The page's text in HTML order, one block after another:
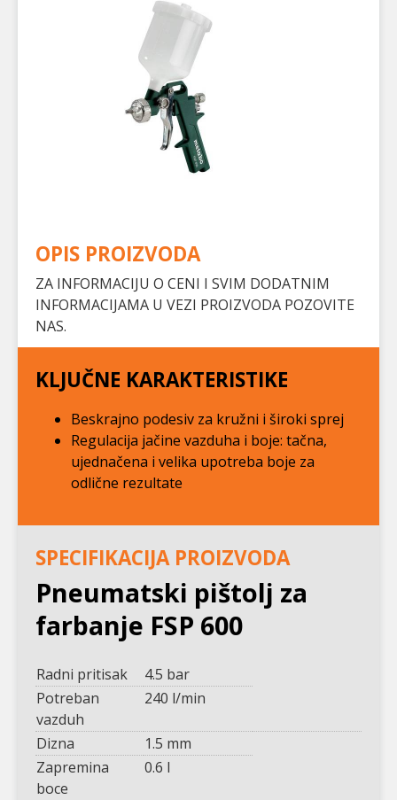
OPIS PROIZVODA
ZA INFORMACIJU O CENI I SVIM DODATNIM
INFORMACIJAMA U VEZI PROIZVODA POZOVITE
NAS.
KLJUČNE KARAKTERISTIKE
Beskrajno podesiv za kružni i široki sprej
Regulacija jačine vazduha i boje: tačna,
ujednačena i velika upotreba boje za
odlične rezultate
SPECIFIKACIJA PROIZVODA
Pneumatski pištolj za
farbanje FSP 600
Radni pritisak
4.5 bar
Potreban
vazduh
240 l/min
Dizna
1.5 mm
Zapremina
boce
0.6 l